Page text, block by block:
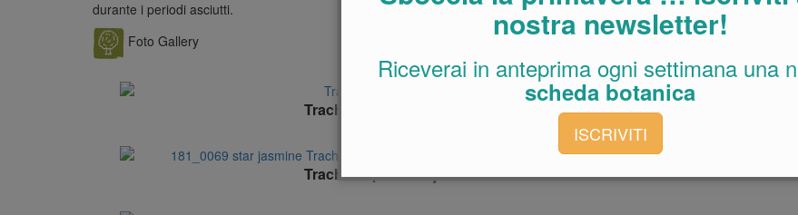
durante i periodi asciutti.
Foto Gallery
Trachelospermum jasminoides
Trachelospermum jasminoides
nostra newsletter!
Riceverai in anteprima ogni settimana una
scheda botanica
ISCRIVITI